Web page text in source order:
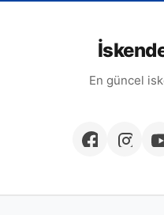
En güncel